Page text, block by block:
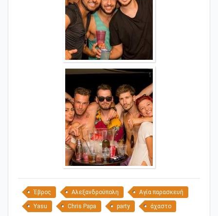
Έβρος Αλεξανδρούπολη Αγία παρασκευή
Yasu Chris Papa party άχαστο